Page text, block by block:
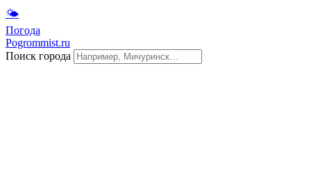
🌤
Погода
Pogrommist.ru
Поиск города